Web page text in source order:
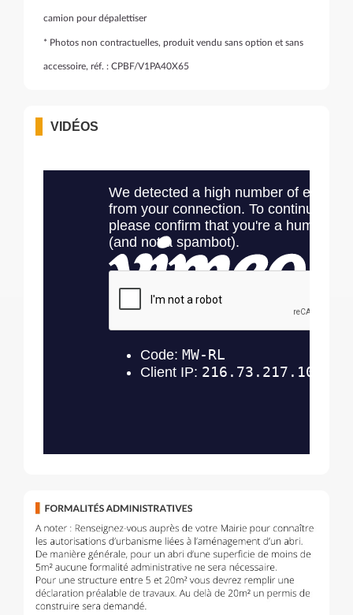
camion pour dépalettiser
* Photos non contractuelles, produit vendu sans option et sans
accessoire, réf. : CPBF/V1PA40X65
VIDÉOS